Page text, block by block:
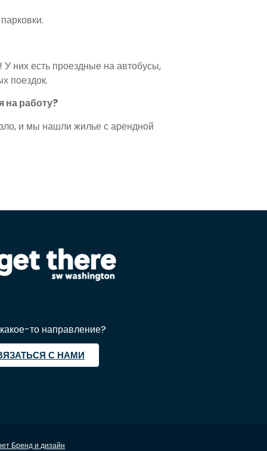
У них есть проездные на автобусы,
поездок.
на работу?
и мы нашли жилье с арендной
то направление?
С НАМИ
Бренд и дизайн